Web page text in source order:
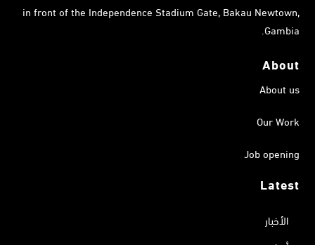
in front of the Independence Stadium Gate, Bakau Newtown,
Gambia.
About
About us
Our Work
Job opening
Latest
الأخبار